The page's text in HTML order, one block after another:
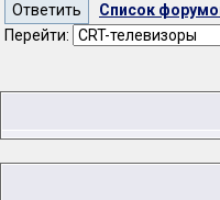
Список
Перейти: